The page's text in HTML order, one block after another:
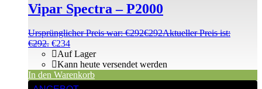
Vipar Spectra – P2000
Ursprünglicher Preis war: €292€292Aktueller Preis ist:
€292. €234
Auf Lager
Kann heute versendet werden
In den Warenkorb